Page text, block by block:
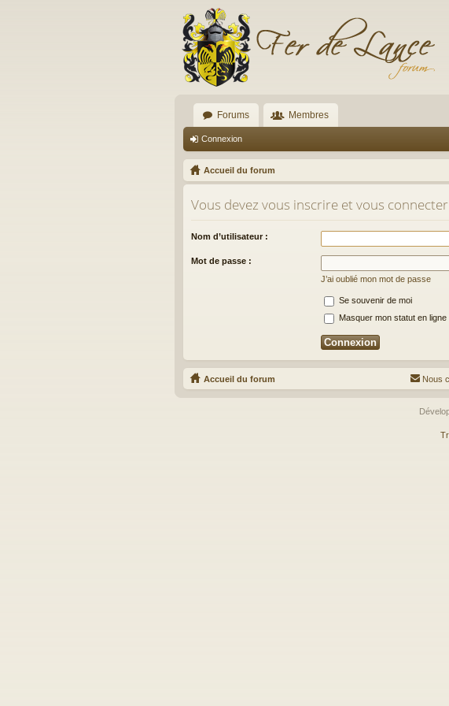
Forums Membres
Connexion
Accueil du forum
Vous devez vous inscrire et vous
Nom d’utilisateur :
Mot de passe :
J’ai oublié mon mot de passe
Se souvenir de moi
Masquer mon statut en
Accueil du forum Nous